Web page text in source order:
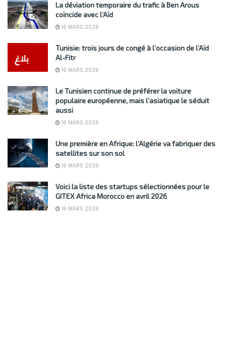
La déviation temporaire du trafic à Ben Arous
coïncide avec l’Aïd
16 MARS 2026
Tunisie: trois jours de congé à l’occasion de l’Aïd
Al-Fitr
16 MARS 2026
Le Tunisien continue de préférer la voiture
populaire européenne, mais l’asiatique le séduit
aussi
16 MARS 2026
Une première en Afrique: l’Algérie va fabriquer des
satellites sur son sol
16 MARS 2026
Voici la liste des startups sélectionnées pour le
GITEX Africa Morocco en avril 2026
16 MARS 2026